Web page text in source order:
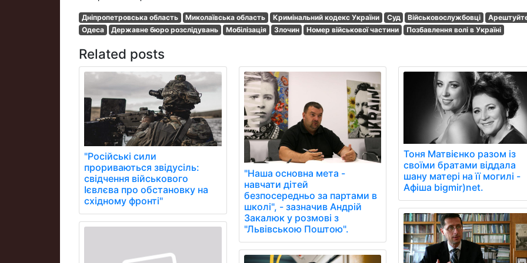
Дніпропетровська область Миколаївська область Кримінальний кодекс України Суд Військовослужбовці
Одеса
Державне бюро розслідувань Мобілізація Злочин Номер військової частини Позбавлення волі в Україні
Related posts
"Російські сили
прориваються звідусіль:
свідчення військового
Ієвлєва про обстановку на
східному фронті"
"Наша основна мета -
навчати дітей
безпосередньо за партами в
школі", - зазначив Андрій
Закалюк у розмові з
"Львівською Поштою".
Тоня Матвієнко разом із
своїми братами віддала
шану матері на її могилі -
Афіша bigmir)net.